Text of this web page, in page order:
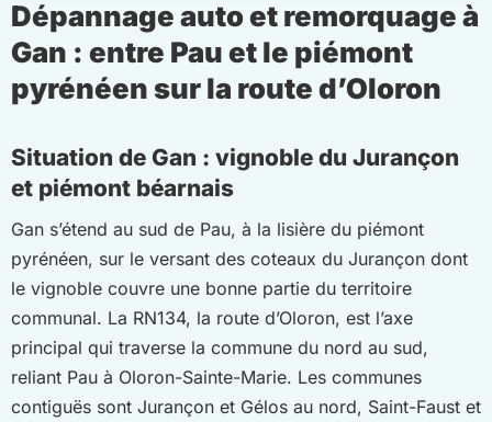
Dépannage auto et remorquage à
Gan : entre Pau et le piémont
pyrénéen sur la route d’Oloron
Situation de Gan : vignoble du Jurançon
et piémont béarnais
Gan s’étend au sud de Pau, à la lisière du piémont
pyrénéen, sur le versant des coteaux du Jurançon dont
le vignoble couvre une bonne partie du territoire
communal. La RN134, la route d’Oloron, est l’axe
principal qui traverse la commune du nord au sud,
reliant Pau à Oloron-Sainte-Marie. Les communes
contiguës sont Jurançon et Gélos au nord, Saint-Faust et